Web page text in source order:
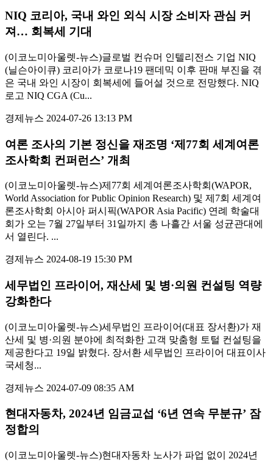
NIQ 코리아, 국내 와인 외식 시장 소비자 관심 커
져… 회복세 기대
(이코노미아울렛-뉴스)글로벌 컨슈머 인텔리전스 기업 NIQ
(닐슨아이큐) 코리아가 코로나19 팬데믹 이후 판매 부진을 겪
은 국내 와인 시장이 회복세에 들어설 것으로 전망했다. NIQ
로고 NIQ CGA (Cu...
경제뉴스 2024-07-26 13:13 PM
여론 조사의 기본 정신을 재조명 ‘제77회 세계여론
조사학회 컨퍼런스’ 개최
(이코노미아울렛-뉴스)제77회 세계여론조사학회(WAPOR,
World Association for Public Opinion Research) 및 제7회 세계여
론조사학회 아시아 퍼시픽(WAPOR Asia Pacific) 연례 학술대
회가 오는 7월 27일부터 31일까지 총 나흘간 서울 성균관대에
서 열린다. ...
경제뉴스 2024-08-19 15:30 PM
세무법인 프라이어, 재산세 및 병·의원 컨설팅 역량
강화한다
(이코노미아울렛-뉴스)세무법인 프라이어(대표 장서환)가 재
산세 및 병·의원 분야에 최적화한 고객 맞춤형 토털 컨설팅을
제공한다고 19일 밝혔다. 장서환 세무법인 프라이어 대표이사
국세청...
경제뉴스 2024-07-09 08:35 AM
현대자동차, 2024년 임금교섭 ‘6년 연속 무분규’ 잠
정합의
(이코노미아울렛-뉴스)현대자동차 노사가 파업 없이 2024년